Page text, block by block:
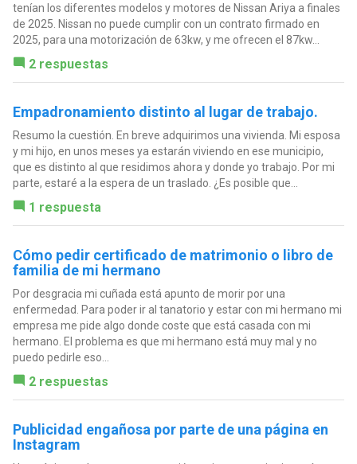
tenían los diferentes modelos y motores de Nissan Ariya a finales
de 2025. Nissan no puede cumplir con un contrato firmado en
2025, para una motorización de 63kw, y me ofrecen el 87kw...
2 respuestas
Empadronamiento distinto al lugar de trabajo.
Resumo la cuestión. En breve adquirimos una vivienda. Mi esposa
y mi hijo, en unos meses ya estarán viviendo en ese municipio,
que es distinto al que residimos ahora y donde yo trabajo. Por mi
parte, estaré a la espera de un traslado. ¿Es posible que...
1 respuesta
Cómo pedir certificado de matrimonio o libro de
familia de mi hermano
Por desgracia mi cuñada está apunto de morir por una
enfermedad. Para poder ir al tanatorio y estar con mi hermano mi
empresa me pide algo donde coste que está casada con mi
hermano. El problema es que mi hermano está muy mal y no
puedo pedirle eso...
2 respuestas
Publicidad engañosa por parte de una página en
Instagram